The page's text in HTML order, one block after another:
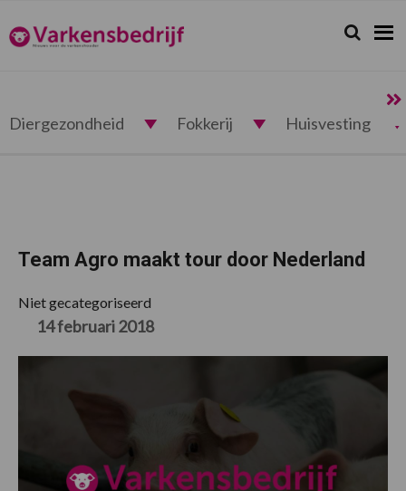
de
hoofdnavigatie
de
hoofd
de
eerste
de
voettekst
Varkensbedrijf.nl Zoeken...
Zoek
Diergezondheid Fokkerij Huisvesting
Team Agro maakt tour door Nederland
Niet gecategoriseerd
14 februari 2018